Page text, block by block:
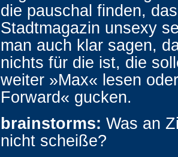
die pauschal finden,
Stadtmagazin unsexy
man auch klar sagen,
nichts für die ist, die
weiter »Max« lesen
Forward« gucken.
brainstorms: Was an
nicht scheiße?